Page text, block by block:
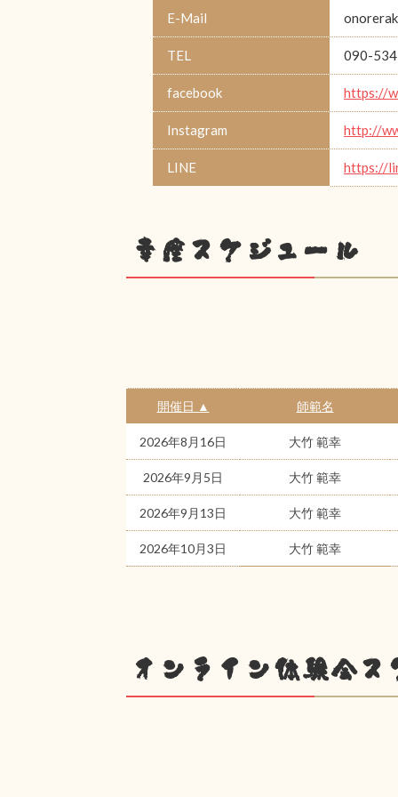
E-Mail
TEL 090-
facebook https://
Instagram http://
LINE https://
幸座スケジュール
開催日 ▲ 師範名
2026年8月16日 大竹 範幸
2026年9月5日 大竹 範幸
2026年9月13日 大竹 範幸
2026年10月3日 大竹 範幸
オンライン体験会ス